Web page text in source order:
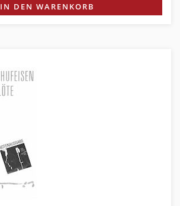
IN DEN WARENKORB